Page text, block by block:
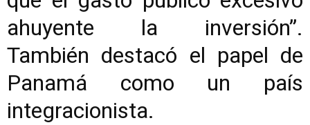
ahuyente la inversión”.
También destacó el papel de
Panamá como un país
integracionista.